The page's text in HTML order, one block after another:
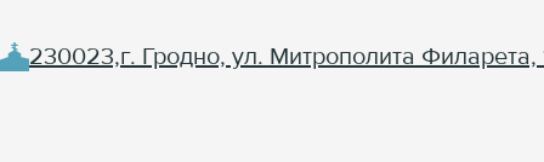
230023,г. Гродно, ул. Митрополита Филарета,